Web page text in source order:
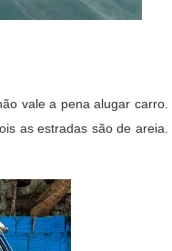
vale a pena alugar carro.
as estradas são de areia.